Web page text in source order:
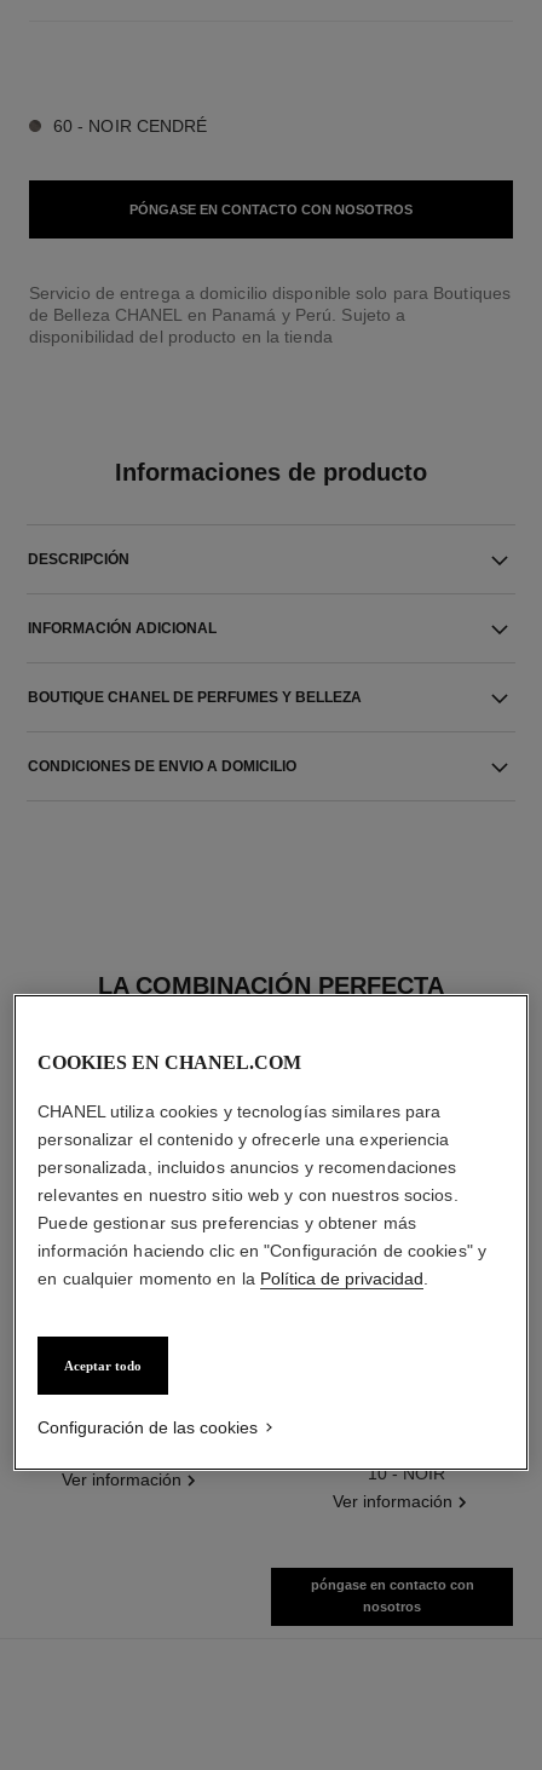
60 - NOIR CENDRÉ
PÓNGASE EN CONTACTO CON NOSOTROS
Servicio de entrega a domicilio disponible solo para Boutiques
de Belleza CHANEL en Panamá y Perú. Sujeto a
disponibilidad del producto en la tienda
Informaciones de producto
DESCRIPCIÓN
INFORMACIÓN ADICIONAL
BOUTIQUE CHANEL DE PERFUMES Y BELLEZA
CONDICIONES DE ENVIO A DOMICILIO
LA COMBINACIÓN PERFECTA
Gel Fijador de Larga Duración
Ref. 182350
Ver información
10 - NOIR
Ver información
póngase en contacto con
nosotros
COOKIES EN CHANEL.COM
CHANEL utiliza cookies y tecnologías similares para
personalizar el contenido y ofrecerle una experiencia
personalizada, incluidos anuncios y recomendaciones
relevantes en nuestro sitio web y con nuestros socios.
Puede gestionar sus preferencias y obtener más
información haciendo clic en "Configuración de cookies" y
en cualquier momento en la Política de privacidad
Aceptar todo
Configuración de las cookies